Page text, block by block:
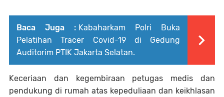
Baca Juga : Kabaharkam Polri Buka
Pelatihan Tracer Covid-19 di Gedung
Auditorim PTIK Jakarta Selatan.
Keceriaan dan kegembiraan petugas medis dan
pendukung di rumah atas kepeduliaan dan keikhlasan